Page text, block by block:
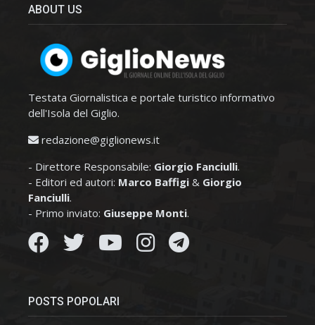
ABOUT US
Testata Giornalistica e portale turistico informativo
dell'Isola del Giglio.
redazione@giglionews.it
- Direttore Responsabile: Giorgio Fanciulli.
- Editori ed autori: Marco Baffigi & Giorgio
Fanciulli.
- Primo inviato: Giuseppe Monti.
POSTS POPOLARI